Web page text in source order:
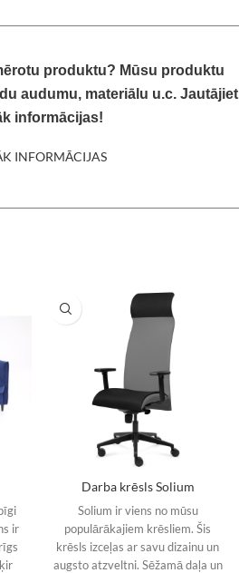
produktu? Mūsu produktu
audumu, materiālu u.c. Jautājiet
informācijas!
INFORMĀCIJAS
ir
Darba krēsls Solium
Solium ir viens no mūsu
populārākajiem krēsliem. Šis
krēsls izceļas ar savu dizainu un
augsto atzveltni. Sēžamā daļa un